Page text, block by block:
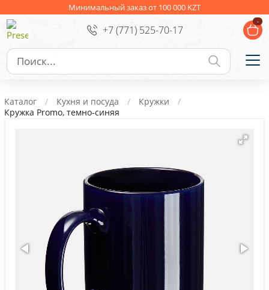
Минимальный заказ от 100 000 KZT
+7 (771) 525-70-17
-
Ежедневники Новогодние подарки
Сувениры к праздникам Упаковка
Личные аксессуары
Деловые подарки
Каталог Кухня и посуда
Кружки
Кружка Promo, темно-синяя